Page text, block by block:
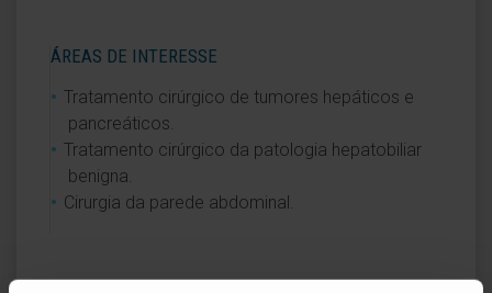
ÁREAS DE INTERESSE
Tratamento cirúrgico de tumores hepáticos e
pancreáticos.
Tratamento cirúrgico da patologia hepatobiliar
benigna.
Cirurgia da parede abdominal.